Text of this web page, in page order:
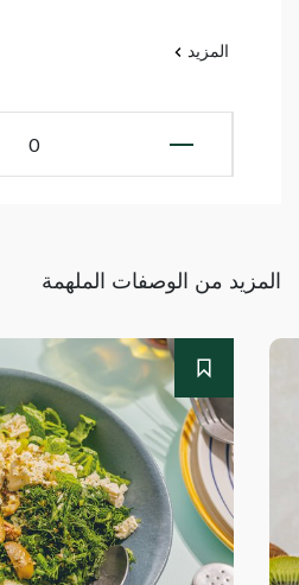
المزيد
0
المزيد من الوصفات الملهمة